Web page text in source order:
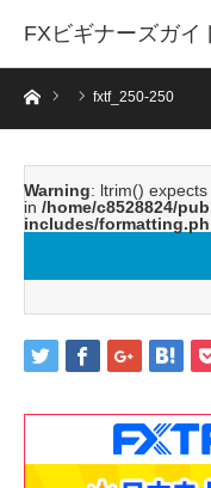
FXビギナーズガイ
ホーム fxtf_250-250
Warning: ltrim()
in /home/c8528824/
includes/